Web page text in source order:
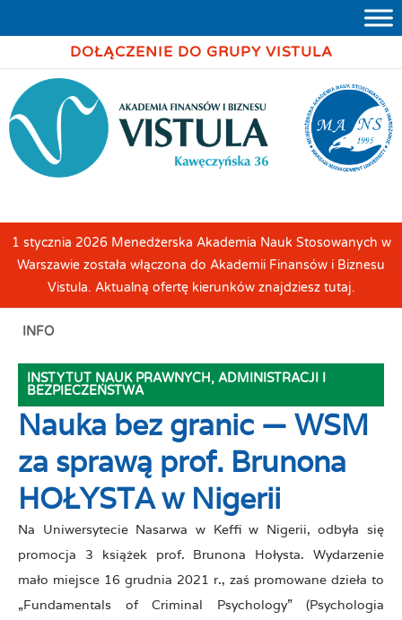
DOŁĄCZENIE DO GRUPY VISTULA
1 stycznia 2026 Menedżerska Akademia Nauk Stosowanych w
Warszawie została włączona do Akademii Finansów i Biznesu
Vistula. Aktualną ofertę kierunków znajdziesz tutaj.
INFO
INSTYTUT NAUK PRAWNYCH, ADMINISTRACJI I
BEZPIECZEŃSTWA
Nauka bez granic — WSM
za sprawą prof. Brunona
HOŁYSTA w Nigerii
Na Uniwersytecie Nasarwa w Keffi w Nigerii, odbyła się
promocja 3 książek prof. Brunona Hołysta. Wydarzenie
mało miejsce 16 grudnia 2021 r., zaś promowane dzieła to
„Fundamentals of Criminal Psychology” (Psychologia